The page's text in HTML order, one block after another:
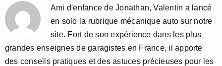
Ami d'enfance de Jonathan, Valentin a lancé
en solo la rubrique mécanique auto sur notre
site. Fort de son expérience dans les plus
grandes enseignes de garagistes en France, il apporte
des conseils pratiques et des astuces précieuses pour les